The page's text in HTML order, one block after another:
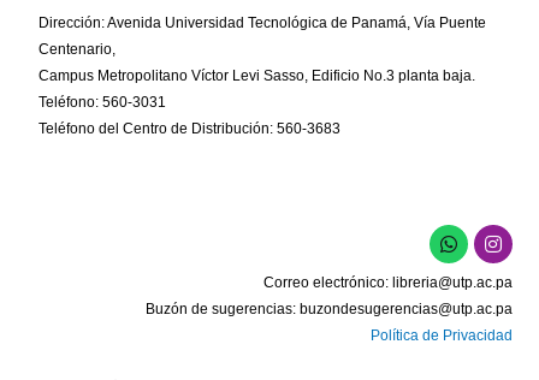
Dirección: Avenida Universidad Tecnológica de Panamá, Vía Puente
Centenario,
Campus Metropolitano Víctor Levi Sasso, Edificio No.3 planta baja.
Teléfono: 560-3031
Teléfono del Centro de Distribución: 560-3683
W
h
a
t
s
a
p
I
n
s
t
a
g
r
Correo electrónico: libreria@utp.ac.pa
Buzón de sugerencias: buzondesugerencias@utp.ac.pa
Política de Privacidad